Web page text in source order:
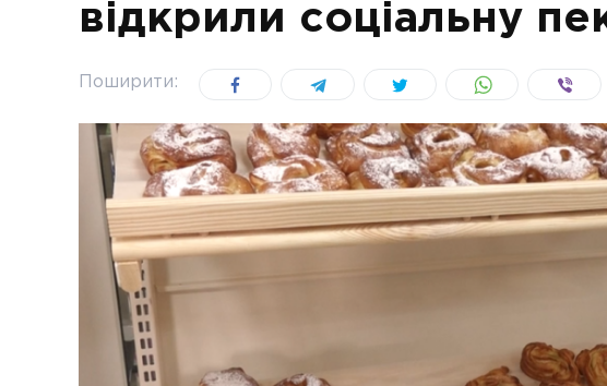
УКРАЇНА
відкрили соціальну
Поширити: